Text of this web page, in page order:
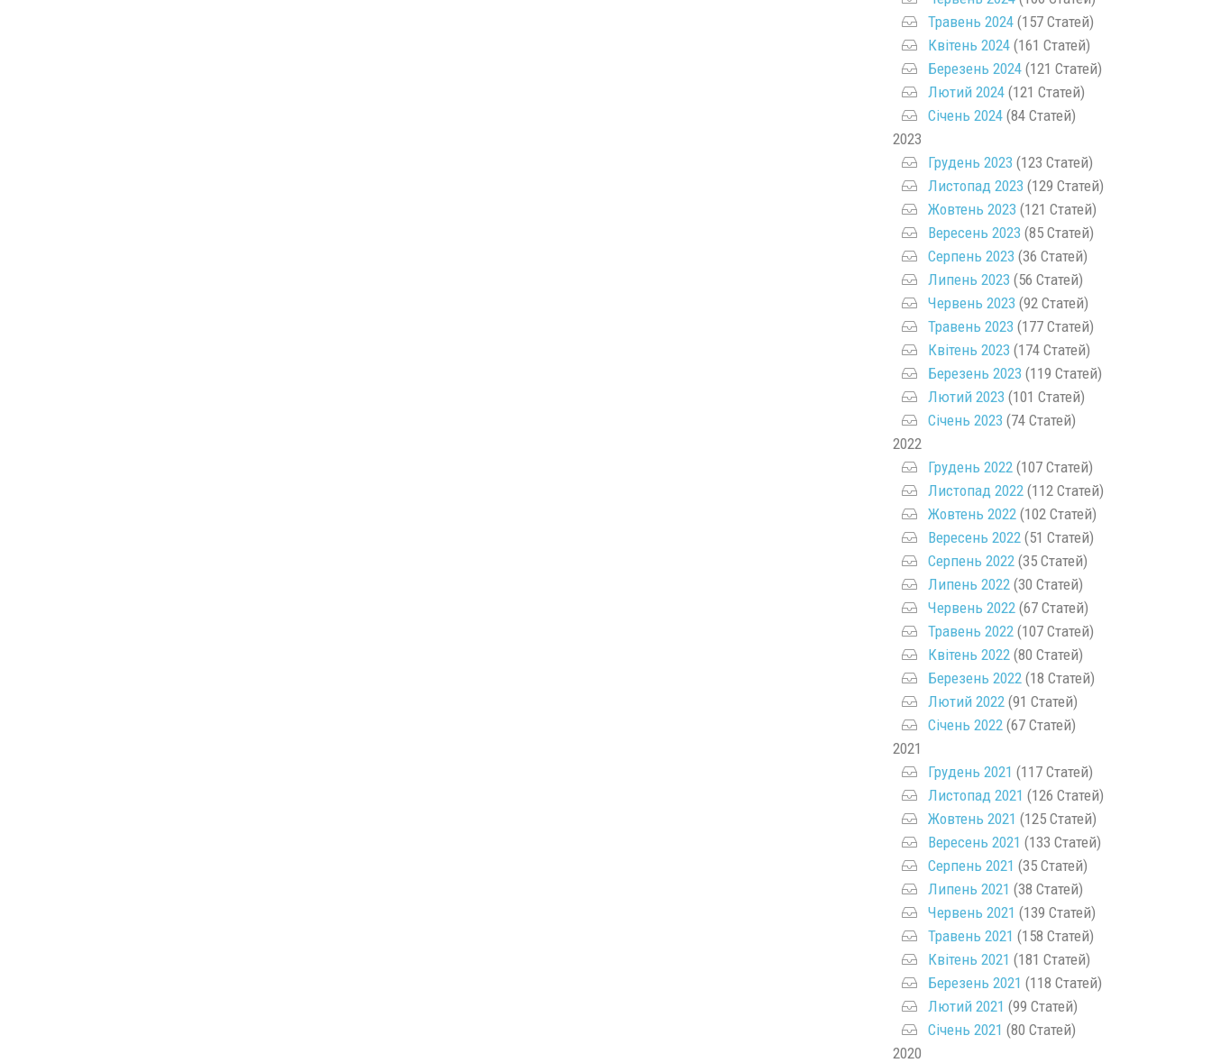
Травень 2024(157 Статей)
Квітень 2024(161 Статей)
Березень 2024(121 Статей)
Лютий 2024(121 Статей)
Січень 2024(84 Статей)
2023
Грудень 2023 (123 Статей)
Листопад 2023 (129 Статей)
Жовтень 2023 (121 Статей)
Вересень 2023 (85 Статей)
Серпень 2023 (36 Статей)
Липень 2023 (56 Статей)
Червень 2023 (92 Статей)
Травень 2023 (177 Статей)
Квітень 2023 (174 Статей)
Березень 2023 (119 Статей)
Лютий 2023 (101 Статей)
Січень 2023 (74 Статей)
2022
Грудень 2022(107 Статей)
Листопад 2022(112 Статей)
Жовтень 2022(102 Статей)
Вересень 2022(51 Статей)
Серпень 2022(35 Статей)
Липень 2022(30 Статей)
Червень 2022(67 Статей)
Травень 2022(107 Статей)
Квітень 2022(80 Статей)
Березень 2022(18 Статей)
Лютий 2022(91 Статей)
Січень 2022(67 Статей)
2021
Грудень 2021 (117 Статей)
Листопад 2021 (126 Статей)
Жовтень 2021 (125 Статей)
Вересень 2021 (133 Статей)
Серпень 2021 (35 Статей)
Липень 2021 (38 Статей)
Червень 2021 (139 Статей)
Травень 2021 (158 Статей)
Квітень 2021 (181 Статей)
Березень 2021 (118 Статей)
Лютий 2021 (99 Статей)
Січень 2021 (80 Статей)
2020